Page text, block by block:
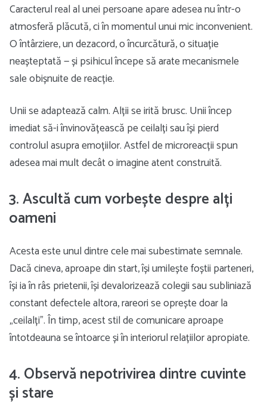
Caracterul real al unei persoane apare adesea nu într-o
atmosferă plăcută, ci în momentul unui mic inconvenient.
O întârziere, un dezacord, o încurcătură, o situație
neașteptată — și psihicul începe să arate mecanismele
sale obișnuite de reacție.
Unii se adaptează calm. Alții se irită brusc. Unii încep
imediat să-i învinovățească pe ceilalți sau își pierd
controlul asupra emoțiilor. Astfel de microreacții spun
adesea mai mult decât o imagine atent construită.
3. Ascultă cum vorbește despre alți
oameni
Acesta este unul dintre cele mai subestimate semnale.
Dacă cineva, aproape din start, își umilește foștii parteneri,
își ia în râs prietenii, își devalorizează colegii sau subliniază
constant defectele altora, rareori se oprește doar la
„ceilalți”. În timp, acest stil de comunicare aproape
întotdeauna se întoarce și în interiorul relațiilor apropiate.
4. Observă nepotrivirea dintre cuvinte
și stare